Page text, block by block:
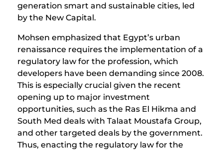
generation smart and sustainable cities, led
by the New Capital.
Mohsen emphasized that Egypt’s urban
renaissance requires the implementation of a
regulatory law for the profession, which
developers have been demanding since 2008.
This is especially crucial given the recent
opening up to major investment
opportunities, such as the Ras El Hikma and
South Med deals with Talaat Moustafa Group,
and other targeted deals by the government.
Thus, enacting the regulatory law for the